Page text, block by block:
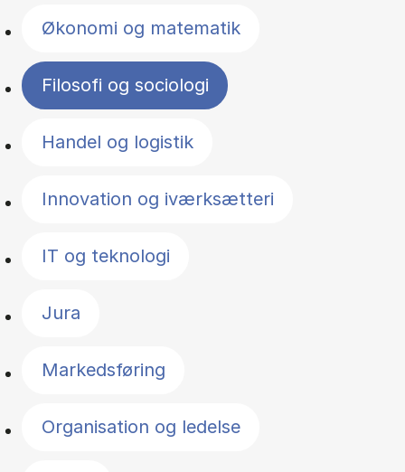
Økonomi og matematik
Filosofi og sociologi
Handel og logistik
Innovation og iværksætteri
IT og teknologi
Jura
Markedsføring
Organisation og ledelse